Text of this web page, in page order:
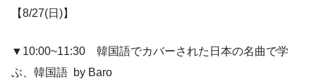
【8/27(日)】
▼10:00~11:30 韓国語でカバーされた日本の名曲で学
ぶ、韓国語 by Baro